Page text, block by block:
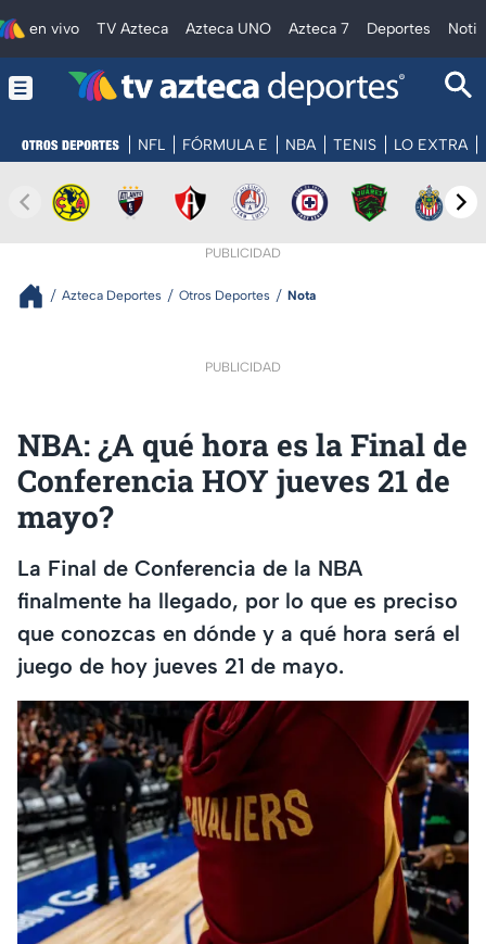
en vivo TV Azteca Azteca UNO Azteca 7 Deportes
NFL FÓRMULA E NBA TENIS LO EXTRA
PUBLICIDAD
Azteca Deportes Otros Deportes Nota
PUBLICIDAD
NBA: ¿A qué hora es la Final de
Conferencia HOY jueves 21 de
mayo?
La Final de Conferencia de la NBA
finalmente ha llegado, por lo que es preciso
que conozcas en dónde y a qué hora será el
juego de hoy jueves 21 de mayo.